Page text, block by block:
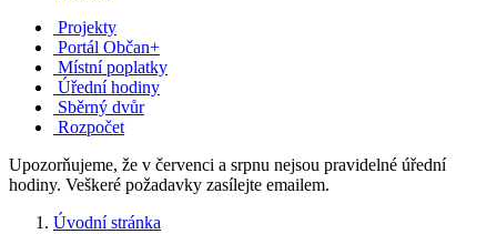
Projekty
Portál Občan+
Místní poplatky
Úřední hodiny
Sběrný dvůr
Rozpočet
Upozorňujeme, že v červenci a srpnu nejsou pravidelné úřední
hodiny. Veškeré požadavky zasílejte emailem.
Úvodní stránka